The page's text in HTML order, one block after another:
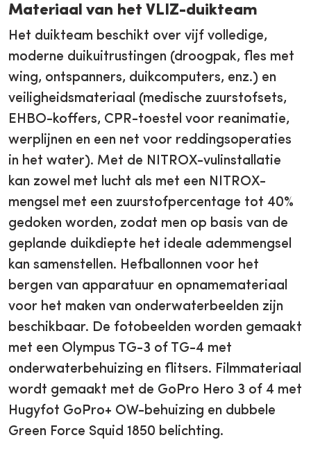
Materiaal van het VLIZ-duikteam
Het duikteam beschikt over vijf volledige,
moderne duikuitrustingen (droogpak, fles met
wing, ontspanners, duikcomputers, enz.) en
veiligheidsmateriaal (medische zuurstofsets,
EHBO-koffers, CPR-toestel voor reanimatie,
werplijnen en een net voor reddingsoperaties
in het water). Met de NITROX-vulinstallatie
kan zowel met lucht als met een NITROX-
mengsel met een zuurstofpercentage tot 40%
gedoken worden, zodat men op basis van de
geplande duikdiepte het ideale ademmengsel
kan samenstellen. Hefballonnen voor het
bergen van apparatuur en opnamemateriaal
voor het maken van onderwaterbeelden zijn
beschikbaar. De fotobeelden worden gemaakt
met een Olympus TG-3 of TG-4 met
onderwaterbehuizing en flitsers. Filmmateriaal
wordt gemaakt met de GoPro Hero 3 of 4 met
Hugyfot GoPro+ OW-behuizing en dubbele
Green Force Squid 1850 belichting.